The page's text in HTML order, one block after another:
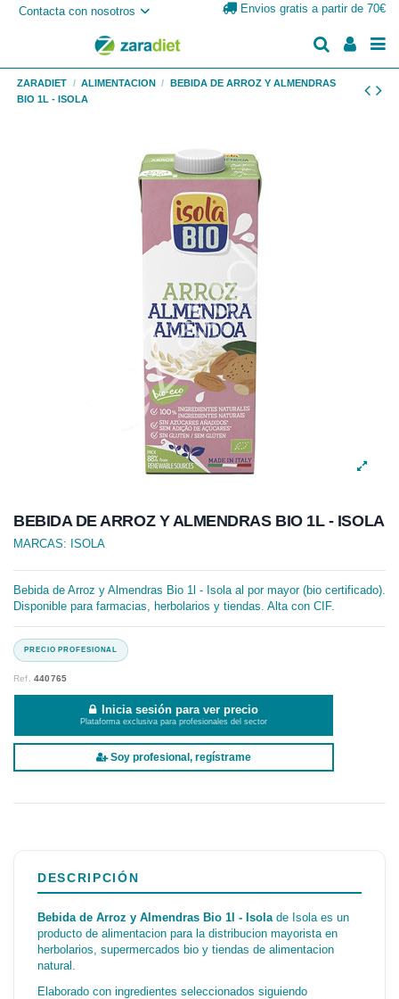
Contacta con nosotros Envios gratis a partir de 70€
ZARADIET ALIMENTACION
BEBIDA DE ARROZ Y ALMENDRAS
BIO 1L - ISOLA
BEBIDA DE ARROZ Y ALMENDRAS BIO 1L - ISOLA
MARCAS: ISOLA
Bebida de Arroz y Almendras Bio 1l - Isola al por mayor (bio certificado).
Disponible para farmacias, herbolarios y tiendas. Alta con CIF.
Ref.440765
Inicia sesión para ver precio
Plataforma exclusiva para profesionales del sector
Soy profesional, regístrame
DESCRIPCIÓN
Bebida de Arroz y Almendras Bio 1l - Isolade Isola es un
producto de alimentacion para la distribucion mayorista en
herbolarios, supermercados bio y tiendas de alimentacion
natural.
Elaborado con ingredientes seleccionados siguiendo